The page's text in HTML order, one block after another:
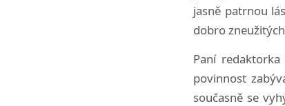
jasně patrnou
dobro
Paní
povinnost
současně se